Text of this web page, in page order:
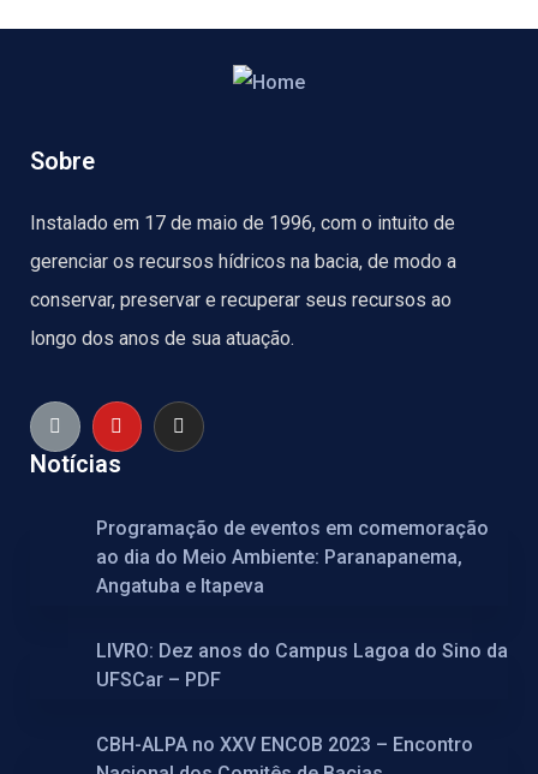
Sobre
Instalado em 17 de maio de 1996, com o intuito de
gerenciar os recursos hídricos na bacia, de modo a
conservar, preservar e recuperar seus recursos ao
longo dos anos de sua atuação.
Notícias
Programação de eventos em comemoração
ao dia do Meio Ambiente: Paranapanema,
Angatuba e Itapeva
LIVRO: Dez anos do Campus Lagoa do Sino da
UFSCar – PDF
CBH-ALPA no XXV ENCOB 2023 – Encontro